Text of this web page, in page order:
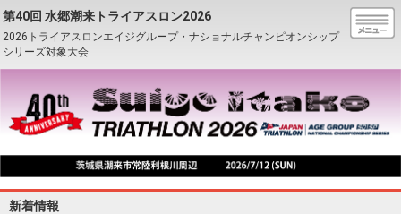
第40回 水郷潮来トライアスロン2026
2026トライアスロンエイジグループ・ナショナルチャンピオンシップ
シリーズ対象大会
新着情報